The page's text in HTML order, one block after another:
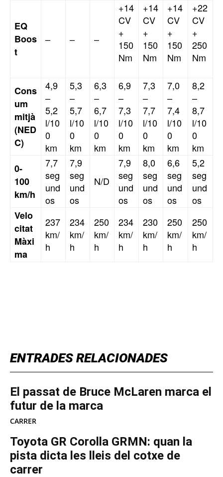
ENTRADES RELACIONADES
El passat de Bruce McLaren marca el
futur de la marca
CARRER
Toyota GR Corolla GRMN: quan la
pista dicta les lleis del cotxe de
carrer
EQ
Boos
t
– – –
+14
CV
+
150
Nm
+14
CV
+
150
Nm
+14
CV
+
150
Nm
+22
CV
+
250
Nm
Cons
um
mitjà
(NED
C)
4,9
–
5,2
l/10
0
km
5,3
–
5,7
l/10
0
km
6,3
–
6,7
l/10
0
km
6,9
–
7,3
l/10
0
km
7,3
–
7,7
l/10
0
km
7,0
–
7,4
l/10
0
km
8,2
–
8,7
l/10
0
km
0-
100
km/h
7,7
seg
und
os
7,9
seg
und
os
N/D
7,9
seg
und
os
8,0
seg
und
os
6,6
seg
und
os
5,2
seg
und
os
Velo
citat
Màxi
ma
237
km/
h
234
km/
h
250
km/
h
234
km/
h
230
km/
h
250
km/
h
250
km/
h